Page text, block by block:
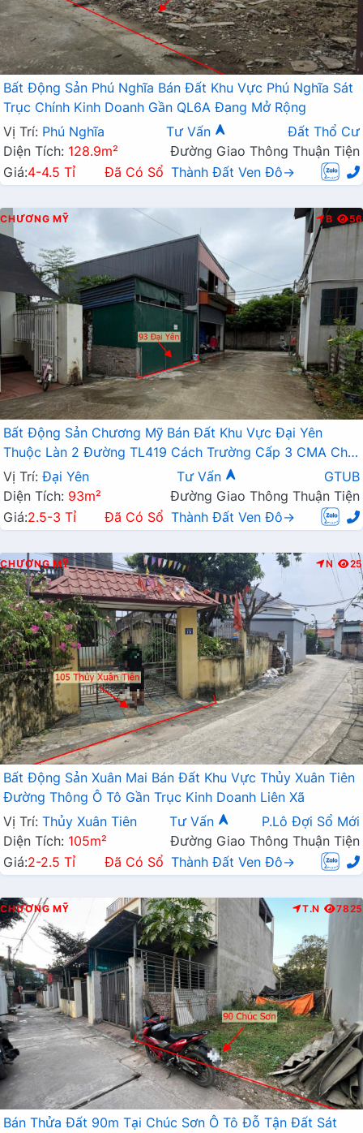
Bất Động Sản Phú Nghĩa Bán Đất Khu Vực Phú Nghĩa Sát
Trục Chính Kinh Doanh Gần QL6A Đang Mở Rộng
Vị Trí: Phú Nghĩa Tư Vấn
Đất Thổ Cư
Diện Tích: 128.9m²
Đường Giao Thông Thuận Tiện
Giá:4-4.5 Tỉ Đã Có Sổ Thành Đất Ven Đô→
CHƯƠNG MỸ B 56
Bất Động Sản Chương Mỹ Bán Đất Khu Vực Đại Yên
Thuộc Làn 2 Đường TL419 Cách Trường Cấp 3 CMA Chỉ
Vài Trăm Mét
Vị Trí: Đại Yên Tư Vấn
GTUB
Diện Tích: 93m²
Đường Giao Thông Thuận Tiện
Giá:2.5-3 Tỉ Đã Có Sổ Thành Đất Ven Đô→
CHƯƠNG MỸ N 25
Bất Động Sản Xuân Mai Bán Đất Khu Vực Thủy Xuân Tiên
Đường Thông Ô Tô Gần Trục Kinh Doanh Liên Xã
Vị Trí: Thủy Xuân Tiên Tư Vấn
P.Lô Đợi Sổ Mới
Diện Tích: 105m²
Đường Giao Thông Thuận Tiện
Giá:2-2.5 Tỉ Đã Có Sổ Thành Đất Ven Đô→
CHƯƠNG MỸ T.N 7825
Bán Thửa Đất 90m Tại Chúc Sơn Ô Tô Đỗ Tận Đất Sát